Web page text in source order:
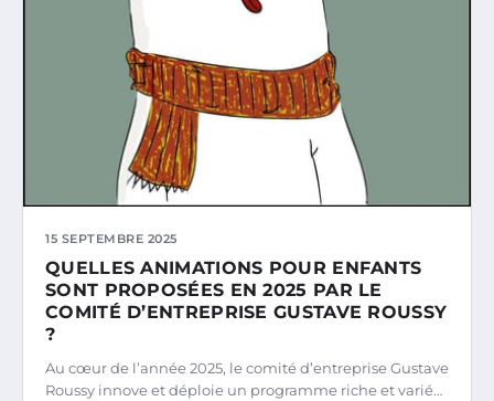
15 SEPTEMBRE 2025
QUELLES ANIMATIONS POUR ENFANTS
SONT PROPOSÉES EN 2025 PAR LE
COMITÉ D’ENTREPRISE GUSTAVE ROUSSY
?
Au cœur de l’année 2025, le comité d’entreprise Gustave
Roussy innove et déploie un programme riche et varié…